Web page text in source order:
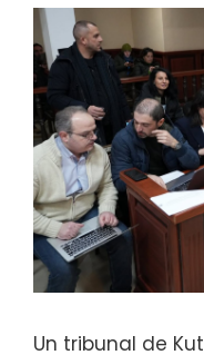
Un tribunal de